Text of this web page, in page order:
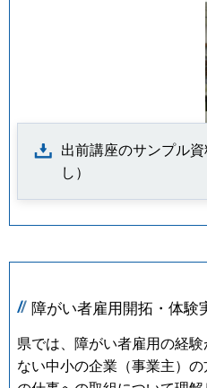
出前講座のサンプル
し）
障がい者雇用開拓・体験
県では、障がい者雇用の経
ない中小の企業（事業主）